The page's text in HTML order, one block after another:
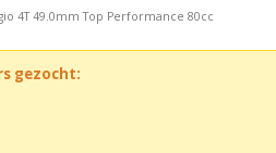
4T 49.0mm Top Performance 80cc
gezocht: